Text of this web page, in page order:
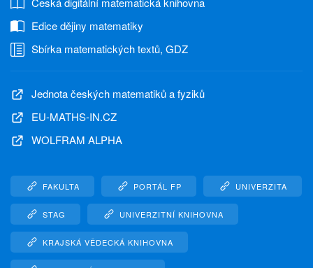
Edice dějiny matematiky
Sbírka matematických textů, GDZ
Jednota českých matematiků a fyziků
EU-MATHS-IN.CZ
WOLFRAM ALPHA
FAKULTA PORTÁL FP UNIVERZITA
STAG UNIVERZITNÍ KNIHOVNA
KRAJSKÁ VĚDECKÁ KNIHOVNA